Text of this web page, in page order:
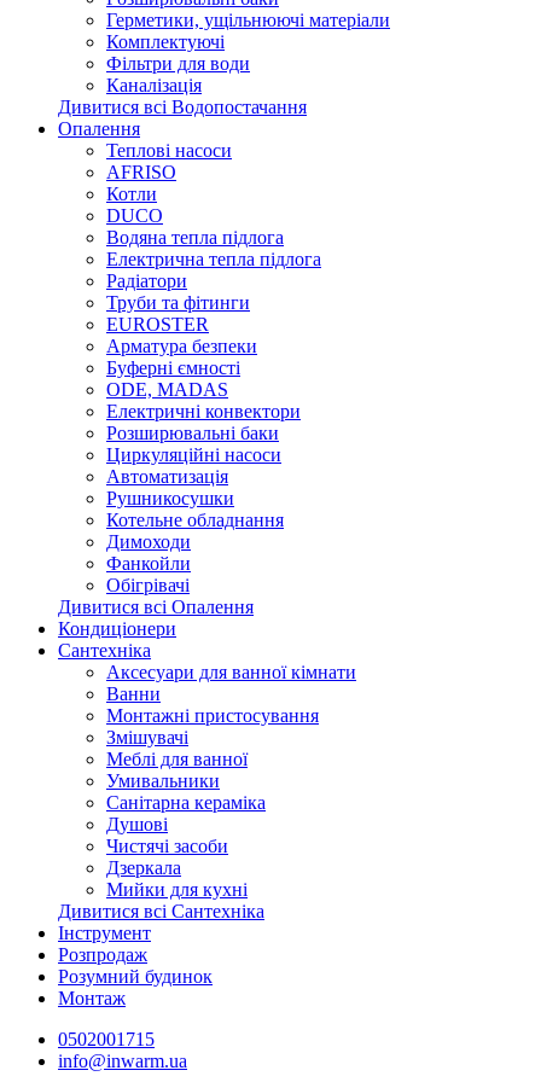
Герметики, ущільнюючі матеріали
Комплектуючі
Фільтри для води
Каналізація
Дивитися всі Водопостачання
Опалення
Теплові насоси
AFRISO
Котли
DUCO
Водяна тепла підлога
Електрична тепла підлога
Радіатори
Труби та фітинги
EUROSTER
Арматура безпеки
Буферні ємності
ODE, MADAS
Електричні конвектори
Розширювальні баки
Циркуляційні насоси
Автоматизація
Рушникосушки
Котельне обладнання
Димоходи
Фанкойли
Обігрівачі
Дивитися всі Опалення
Кондиціонери
Сантехніка
Аксесуари для ванної кімнати
Ванни
Монтажні пристосування
Змішувачі
Меблі для ванної
Умивальники
Санітарна кераміка
Душові
Чистячі засоби
Дзеркала
Мийки для кухні
Дивитися всі Сантехніка
Інструмент
Розпродаж
Розумний будинок
Монтаж
0502001715
info@inwarm.ua